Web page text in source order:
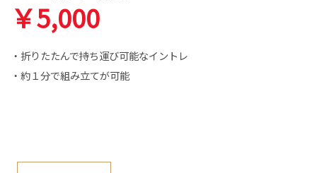
￥5,000
・折りたたんで持ち運び可能なイントレ
・約１分で組み立てが可能